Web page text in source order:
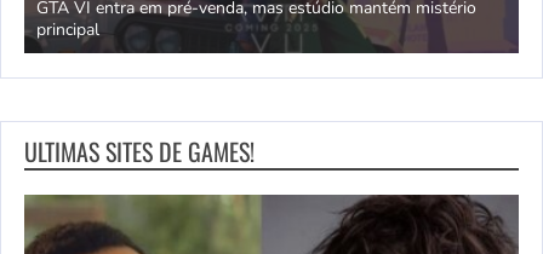
GTA VI entra em pré-venda, mas estúdio mantém mistério
principal
ULTIMAS SITES DE GAMES!